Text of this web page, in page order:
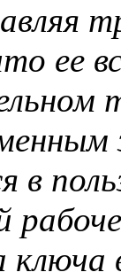
ее
в
ключа